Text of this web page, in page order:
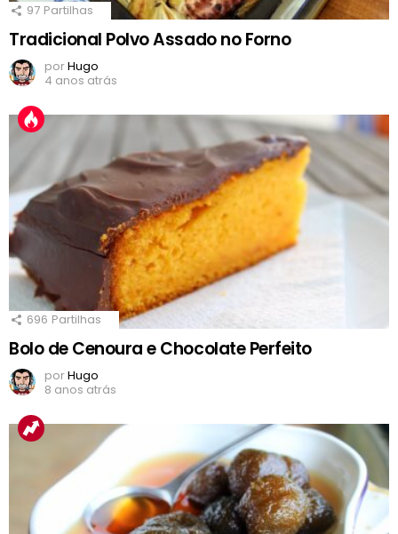
97 Partilhas
Tradicional Polvo Assado no Forno
porHugo
4 anos atrás
696 Partilhas
Bolo de Cenoura e Chocolate Perfeito
porHugo
8 anos atrás